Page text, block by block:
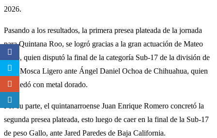
2026.
Pasando a los resultados, la primera presea plateada de la jornada
para Quintana Roo, se logró gracias a la gran actuación de Mateo
Trejo, quien disputó la final de la categoría Sub-17 de la división de
peso Mosca Ligero ante Ángel Daniel Ochoa de Chihuahua, quien
se quedó con metal dorado.
Por su parte, el quintanarroense Juan Enrique Romero concretó la
segunda presea plateada, esto luego de caer en la final de la Sub-17
de peso Gallo, ante Jared Paredes de Baja California.